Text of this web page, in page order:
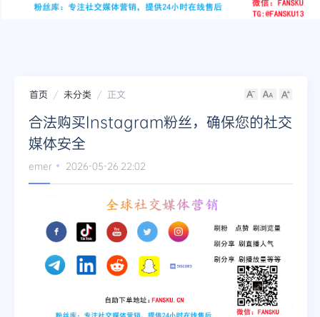
instagram
首页 未分类 正文
合法购买Instagram粉丝，确保您的社交
媒体安全
emer 2026-05-26 22:02